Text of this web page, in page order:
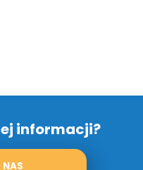
informacji?
NAS